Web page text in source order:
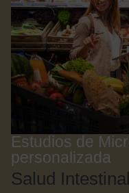
Estudios de
personalizada
Salud